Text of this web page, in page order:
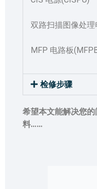
双路扫描图像处
MFP 电路板
检修步骤
希望本文能解决您
料……